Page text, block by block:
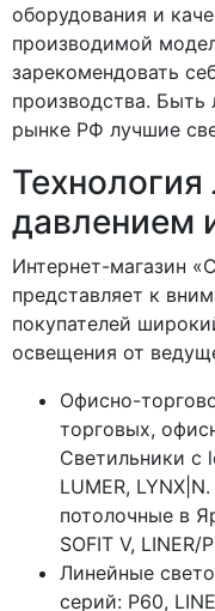
оборудования и
производимой
зарекомендовать
производства. Быть
рынке РФ лучшие
Технология
давлением
Интернет-магазин
представляет к
покупателей
освещения от
Офисно-
торговых,
Светильники с
LUMER,
потолочные в
SOFIT V, LINER/
Линейные
серий: P60,